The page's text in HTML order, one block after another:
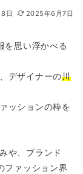
日 2025年6月7日
を思い浮かべる
デザイナーの川
ッションの枠を
や、ブランド
ファッション界